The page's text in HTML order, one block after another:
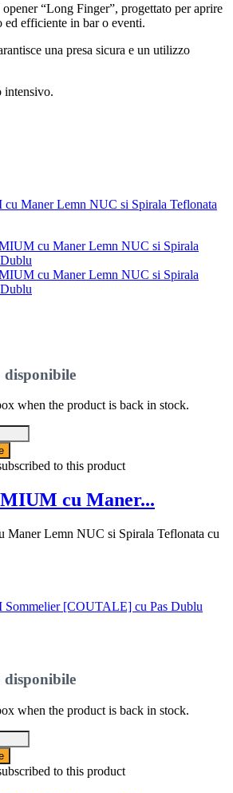
“Long Finger”, progettato per aprire
efficiente in bar o eventi.
una presa sicura e un utilizzo
intensivo.
when the product is back in stock.
to this product
cu Maner...
Maner Lemn NUC si Spirala Teflonata cu
when the product is back in stock.
to this product